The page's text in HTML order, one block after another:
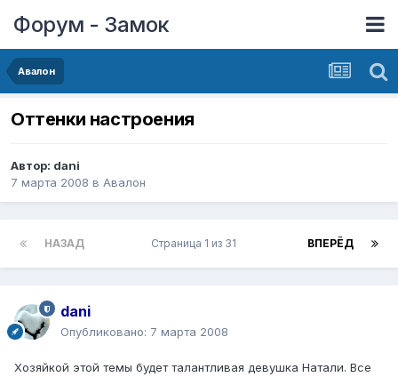
Форум - Замок
Авалон
Оттенки настроения
Автор: dani
7 марта 2008 в Авалон
НАЗАД ВПЕРЁД
Страница 1 из 31
dani
Опубликовано: 7 марта 2008
Хозяйкой этой темы будет талантливая девушка Натали. Все